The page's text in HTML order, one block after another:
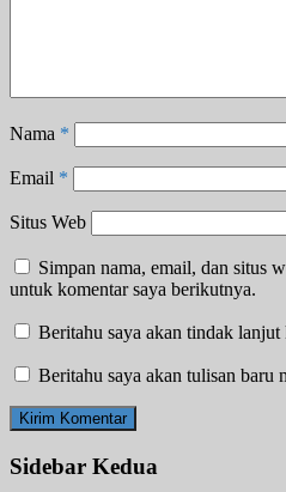
Nama *
Email *
Situs Web
Simpan nama, email, dan situs
untuk komentar saya berikutnya.
Beritahu saya akan tindak
Beritahu saya akan tulisan baru
Sidebar Kedua